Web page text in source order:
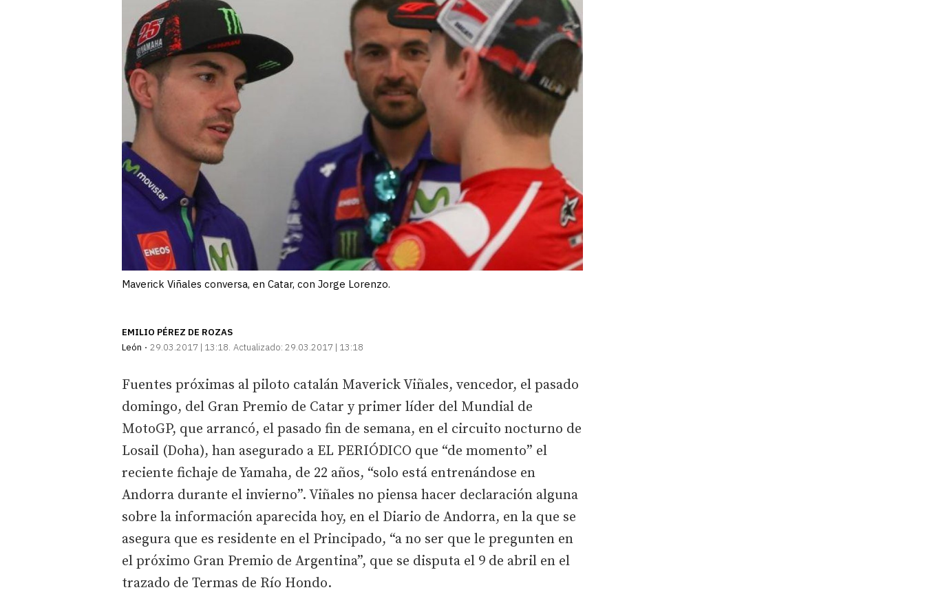
Maverick Viñales conversa, en Catar, con Jorge Lorenzo.
EMILIO PÉREZ DE ROZAS
León
29.03.2017 | 13:18 Actualizado: 29.03.2017 | 13:18
Fuentes próximas al piloto catalán Maverick Viñales, vencedor, el pasado
domingo, del Gran Premio de Catar y primer líder del Mundial de
MotoGP, que arrancó, el pasado fin de semana, en el circuito nocturno de
Losail (Doha), han asegurado a EL PERIÓDICO que “de momento” el
reciente fichaje de Yamaha, de 22 años, “solo está entrenándose en
Andorra durante el invierno”. Viñales no piensa hacer declaración alguna
sobre la información aparecida hoy, en el Diario de Andorra, en la que se
asegura que es residente en el Principado, “a no ser que le pregunten en
el próximo Gran Premio de Argentina”, que se disputa el 9 de abril en el
trazado de Termas de Río Hondo.